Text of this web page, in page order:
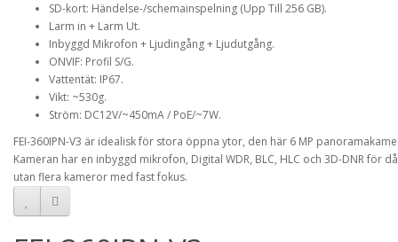
SD-kort: Händelse-/schemainspelning (Upp Till 256 GB).
Larm in + Larm Ut.
Inbyggd Mikrofon + Ljudingång + Ljudutgång.
ONVIF: Profil S/G.
Vattentät: IP67.
Vikt: ~530g.
Ström: DC12V/~450mA / PoE/~7W.
FEI-360IPN-V3 är idealisk för stora öppna ytor, den här 6 MP
Kameran har en inbyggd mikrofon, Digital WDR, BLC, HLC och 3D-DNR för
utan flera kameror med fast fokus.